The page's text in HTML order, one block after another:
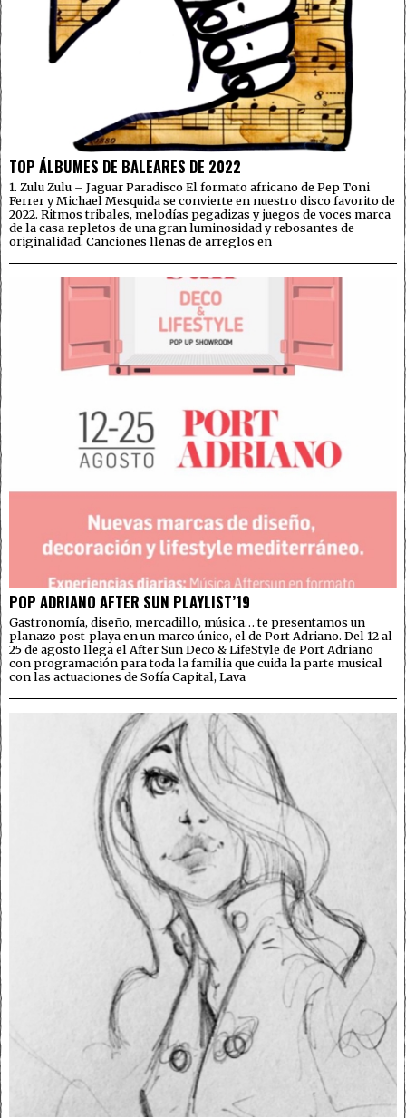
TOP ÁLBUMES DE BALEARES DE 2022
1. Zulu Zulu – Jaguar Paradisco El formato africano de Pep Toni
Ferrer y Michael Mesquida se convierte en nuestro disco favorito de
2022. Ritmos tribales, melodías pegadizas y juegos de voces marca
de la casa repletos de una gran luminosidad y rebosantes de
originalidad. Canciones llenas de arreglos en
POP ADRIANO AFTER SUN PLAYLIST’19
Gastronomía, diseño, mercadillo, música… te presentamos un
planazo post-playa en un marco único, el de Port Adriano. Del 12 al
25 de agosto llega el After Sun Deco & LifeStyle de Port Adriano
con programación para toda la familia que cuida la parte musical
con las actuaciones de Sofía Capital, Lava